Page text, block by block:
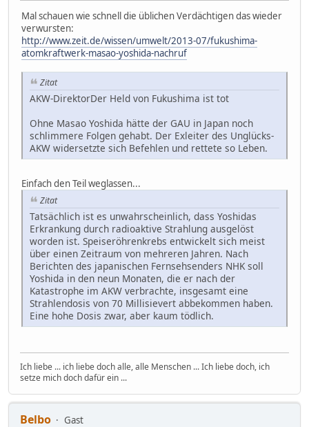
Mal schauen wie schnell die üblichen Verdächtigen das wieder
verwursten:
http://www.zeit.de/wissen/umwelt/2013-07/fukushima-
atomkraftwerk-masao-yoshida-nachruf
Zitat
AKW-DirektorDer Held von Fukushima ist tot
Ohne Masao Yoshida hätte der GAU in Japan noch
schlimmere Folgen gehabt. Der Exleiter des Unglücks-
AKW widersetzte sich Befehlen und rettete so Leben.
Einfach den Teil weglassen...
Zitat
Tatsächlich ist es unwahrscheinlich, dass Yoshidas
Erkrankung durch radioaktive Strahlung ausgelöst
worden ist. Speiseröhrenkrebs entwickelt sich meist
über einen Zeitraum von mehreren Jahren. Nach
Berichten des japanischen Fernsehsenders NHK soll
Yoshida in den neun Monaten, die er nach der
Katastrophe im AKW verbrachte, insgesamt eine
Strahlendosis von 70 Millisievert abbekommen haben.
Eine hohe Dosis zwar, aber kaum tödlich.
Ich liebe ... ich liebe doch alle, alle Menschen ... Ich liebe doch, ich
setze mich doch dafür ein ...
Belbo Gast